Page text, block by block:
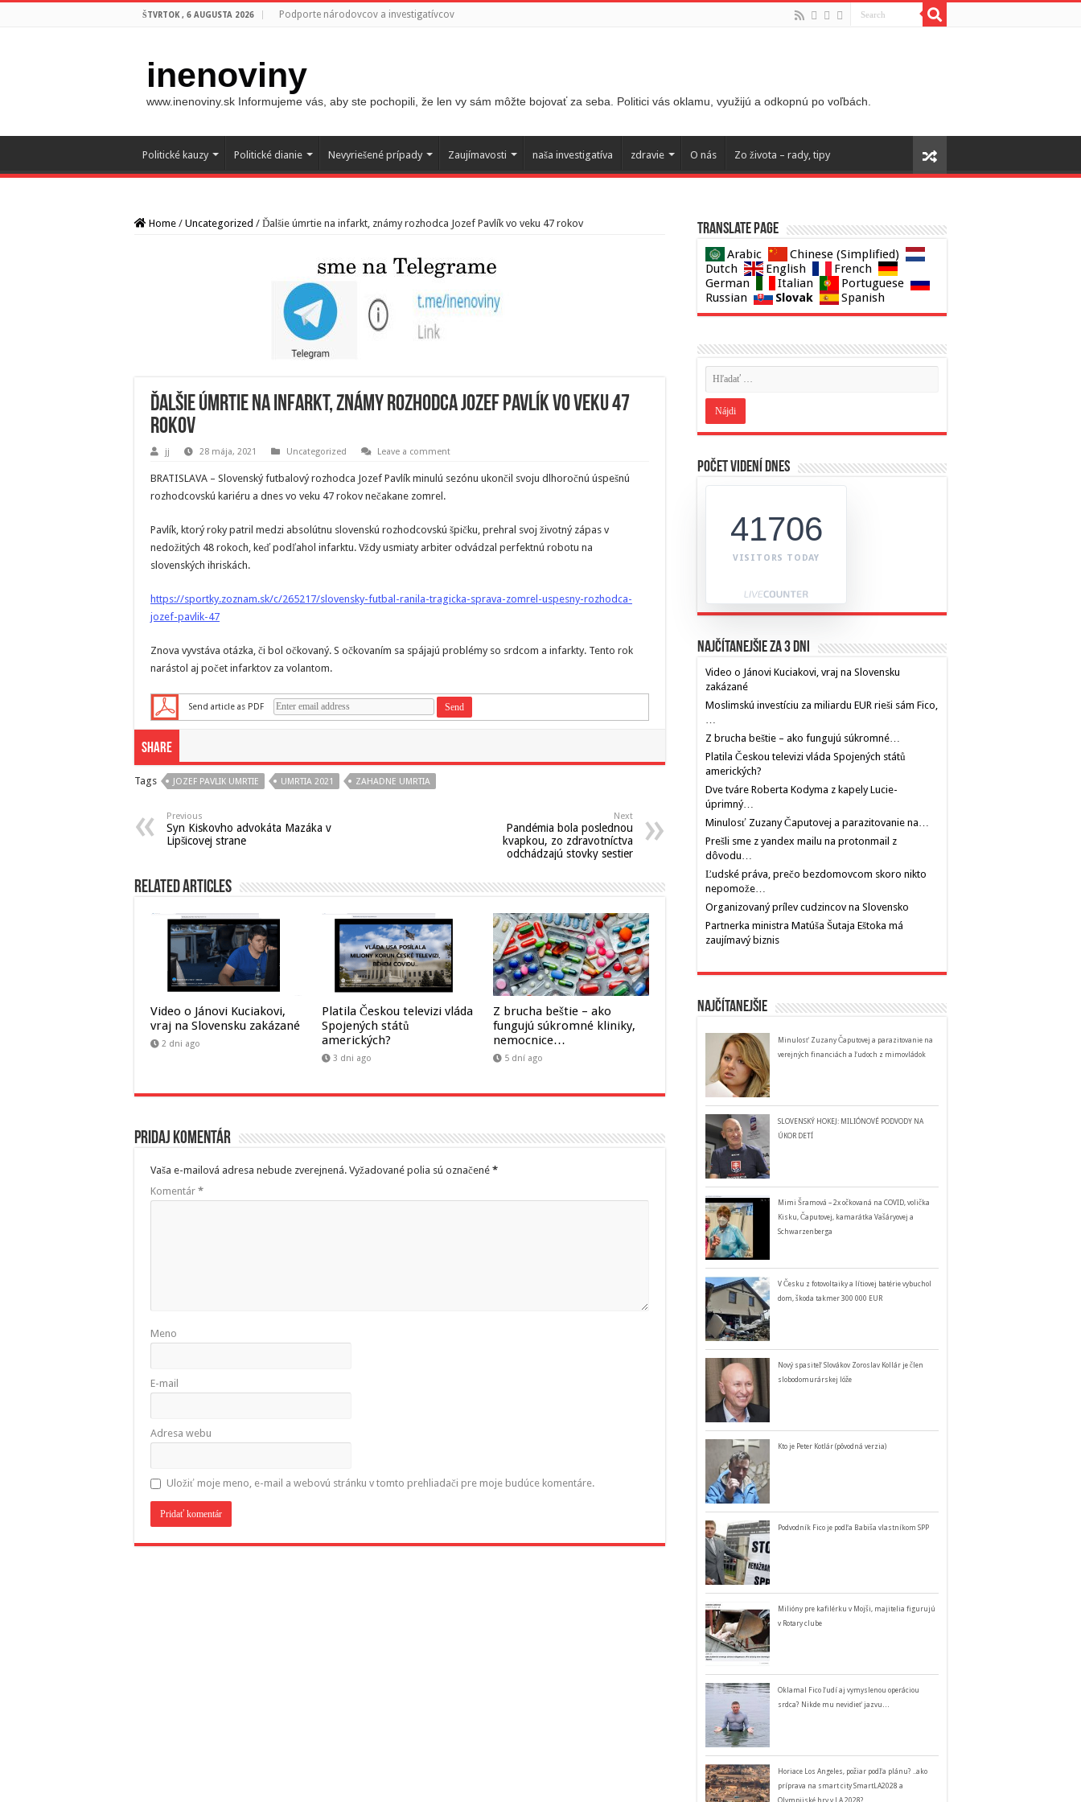
ŠTVRTOK , 6 AUGUSTA 2026 Podporte národovcov a investigatívcov
inenoviny
www.inenoviny.sk Informujeme vás, aby ste pochopili, že len vy sám môžte bojovať za seba. Politici vás oklamu, využijú a odkopnú po voľbách.
Politické kauzy Politické dianie Nevyriešené prípady Zaujímavosti naša investigatíva zdravie O nás Zo života – rady, tipy
Home / Uncategorized / Ďalšie úmrtie na infarkt, známy rozhodca Jozef Pavlík vo veku 47 rokov
Ďalšie úmrtie na infarkt, známy rozhodca Jozef Pavlík vo veku 47
rokov
jj 28 mája, 2021 Uncategorized Leave a comment
BRATISLAVA – Slovenský futbalový rozhodca Jozef Pavlík minulú sezónu ukončil svoju dlhoročnú úspešnú
rozhodcovskú kariéru a dnes vo veku 47 rokov nečakane zomrel.
Pavlík, ktorý roky patril medzi absolútnu slovenskú rozhodcovskú špičku, prehral svoj životný zápas v
nedožitých 48 rokoch, keď podľahol infarktu. Vždy usmiaty arbiter odvádzal perfektnú robotu na
slovenských ihriskách.
https://sportky.zoznam.sk/c/265217/slovensky-futbal-ranila-tragicka-sprava-zomrel-uspesny-rozhodca-
jozef-pavlik-47
Znova vyvstáva otázka, či bol očkovaný. S očkovaním sa spájajú problémy so srdcom a infarkty. Tento rok
narástol aj počet infarktov za volantom.
Send article as PDF
Share
Tags JOZEF PAVLIK UMRTIE UMRTIA 2021 ZAHADNE UMRTIA
Previous
Syn Kiskovho advokáta Mazáka v
Lipšicovej strane
Next
Pandémia bola poslednou
kvapkou, zo zdravotníctva
odchádzajú stovky sestier
Related Articles
Video o Jánovi Kuciakovi,
vraj na Slovensku zakázané
2 dni ago
Platila Českou televizi vláda
Spojených států
amerických?
3 dni ago
Z brucha beštie – ako
fungujú súkromné kliniky,
nemocnice…
5 dní ago
Pridaj komentár
Vaša e-mailová adresa nebude zverejnená. Vyžadované polia sú označené *
Komentár *
Meno
E-mail
Adresa webu
Uložiť moje meno, e-mail a webovú stránku v tomto prehliadači pre moje budúce komentáre.
Translate page
Arabic
Chinese (Simplified)
Dutch
English
French
German
Italian
Portuguese
Russian
Slovak Spanish
Počet videní dnes
41706
VISITORS TODAY
Najčítanejšie za 3 dni
Video o Jánovi Kuciakovi, vraj na Slovensku
zakázané
Moslimskú investíciu za miliardu EUR rieši sám Fico,
…
Z brucha beštie – ako fungujú súkromné…
Platila Českou televizi vláda Spojených států
amerických?
Dve tváre Roberta Kodyma z kapely Lucie-
úprimný…
Minulosť Zuzany Čaputovej a parazitovanie na…
Prešli sme z yandex mailu na protonmail z
dôvodu…
Ľudské práva, prečo bezdomovcom skoro nikto
nepomože…
Organizovaný prílev cudzincov na Slovensko
Partnerka ministra Matúša Šutaja Eštoka má
zaujímavý biznis
Najčítanejšie
Minulosť Zuzany Čaputovej a parazitovanie na
verejných financiách a ľudoch z mimovládok
SLOVENSKÝ HOKEJ: MILIÓNOVÉ PODVODY NA
ÚKOR DETÍ
Mimi Šramová – 2x očkovaná na COVID, volička
Kisku, Čaputovej, kamarátka Vašáryovej a
Schwarzenberga
V Česku z fotovoltaiky a lítiovej batérie vybuchol
dom, škoda takmer 300 000 EUR
Nový spasiteľ Slovákov Zoroslav Kollár je člen
slobodomurárskej lóže
Kto je Peter Kotlár (pôvodná verzia)
Podvodník Fico je podľa Babiša vlastníkom SPP
Milióny pre kafilérku v Mojši, majitelia figurujú
v Rotary clube
Oklamal Fico ľudí aj vymyslenou operáciou
srdca? Nikde mu nevidieť jazvu…
Horiace Los Angeles, požiar podľa plánu? ..ako
príprava na smart city SmartLA2028 a